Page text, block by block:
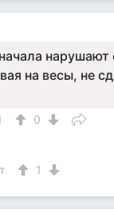
нарушают
на весы, не
0
1